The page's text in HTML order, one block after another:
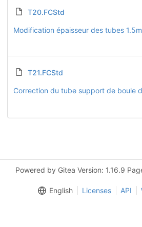
T20.FCStd
Modification épaisseur des tubes
T21.FCStd
Powered by Gitea Version: 1.16.9
English Licenses API